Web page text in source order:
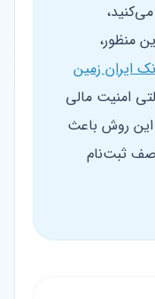
منظور،
ایران زمین
امنیت مالی
روش باعث
صف ثبت‌نام